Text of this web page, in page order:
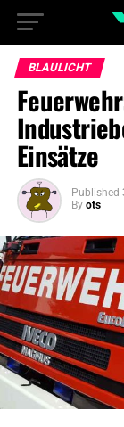
BLAULICHT
Einsätze
Published
By ots